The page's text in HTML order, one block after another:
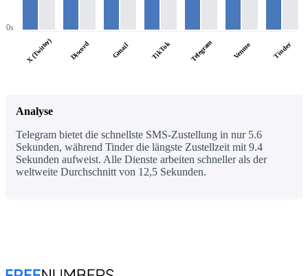
0s
X (Twitter) Discord Gmail TikTok Telegram Venmo Tinder
Analyse
Telegram bietet die schnellste SMS-Zustellung in nur 5.6
Sekunden, während Tinder die längste Zustellzeit mit 9.4
Sekunden aufweist. Alle Dienste arbeiten schneller als der
weltweite Durchschnitt von 12,5 Sekunden.